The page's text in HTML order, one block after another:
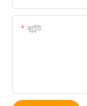
কন্টেন্ট